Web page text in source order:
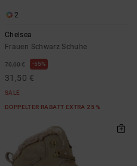
2
Chelsea
Frauen Schwarz Schuhe
70,00 € 55%
31,50 €
SALE
DOPPELTER RABATT EXTRA 25 %